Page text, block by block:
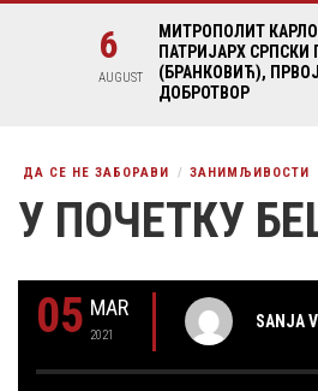
6
AUGUST
МИТРОПОЛИТ
ПАТРИЈАРХ СРПСКИ
(БРАНКОВИЋ),
ДОБРОТВОР
ДА СЕ НЕ ЗАБОРАВИ ЗАНИМЉИВОСТИ
У ПОЧЕТКУ
05 MAR
2021
SANJA